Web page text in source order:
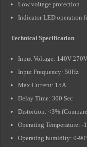
Low voltage protection
Indicator LED operation
Technical Specification
Input Voltage: 140V-270V
Input Frequency: 50Hz
Max Current: 15A
Delay Time: 300 Sec
Distortion: <3%
Operating Temperature: -
Operating humidity: 0-